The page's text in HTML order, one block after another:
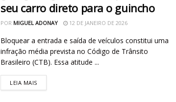
seu carro direto para o guincho
POR MIGUEL ADONAY 12 DE JANEIRO DE 2026
Bloquear a entrada e saída de veículos constitui uma
infração média prevista no Código de Trânsito
Brasileiro (CTB). Essa atitude ...
LEIA MAIS